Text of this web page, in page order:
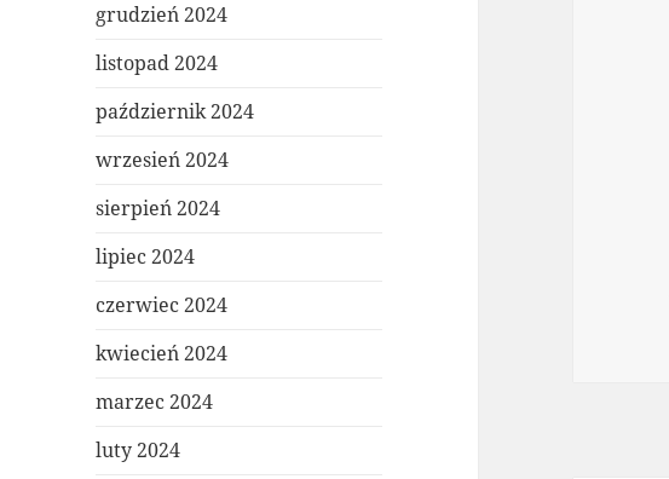
grudzień 2024
listopad 2024
październik 2024
wrzesień 2024
sierpień 2024
lipiec 2024
czerwiec 2024
kwiecień 2024
marzec 2024
luty 2024